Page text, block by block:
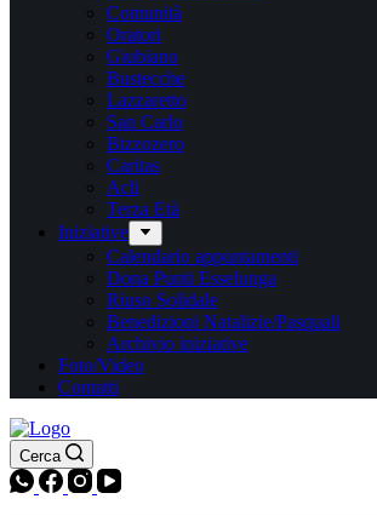
Comunità
Oratori
Giubiano
Bustecche
Lazzaretto
San Carlo
Bizzozero
Caritas
Acli
Terza Età
Iniziative
Calendario appuntamenti
Dona Punti Esselunga
Riuso Solidale
Benedizioni Natalizie/Pasquali
Archivio iniziative
Foto/Video
Contatti
Cerca